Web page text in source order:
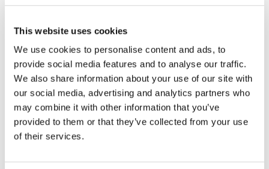
This website uses cookies
We use cookies to personalise content and ads, to
provide social media features and to analyse our traffic.
We also share information about your use of our site with
our social media, advertising and analytics partners who
may combine it with other information that you’ve
provided to them or that they’ve collected from your use
of their services.
worden geplaatst, worden dezelfde dag verzonden
Gratis verzending voor orders boven € 50,- binnen
NL
Binnen 30 dagen retourneren
BESCHRIJVING